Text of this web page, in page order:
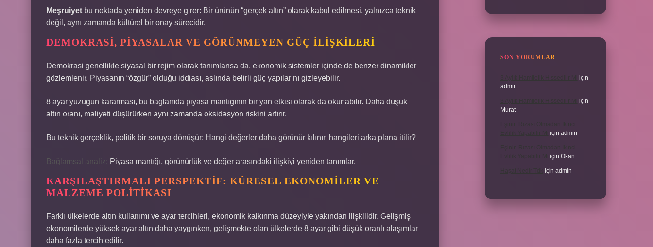
Meşruiyet bu noktada yeniden devreye girer: Bir ürünün “gerçek altın” olarak kabul edilmesi, yalnızca teknik
değil, aynı zamanda kültürel bir onay sürecidir.
DEMOKRASI, PIYASALAR VE GÖRÜNMEYEN GÜÇ İLIŞKILERI
Demokrasi genellikle siyasal bir rejim olarak tanımlansa da, ekonomik sistemler içinde de benzer dinamikler
gözlemlenir. Piyasanın “özgür” olduğu iddiası, aslında belirli güç yapılarını gizleyebilir.
8 ayar yüzüğün kararması, bu bağlamda piyasa mantığının bir yan etkisi olarak da okunabilir. Daha düşük
altın oranı, maliyeti düşürürken aynı zamanda oksidasyon riskini artırır.
Bu teknik gerçeklik, politik bir soruya dönüşür: Hangi değerler daha görünür kılınır, hangileri arka plana itilir?
Bağlamsal analiz: Piyasa mantığı, görünürlük ve değer arasındaki ilişkiyi yeniden tanımlar.
KARŞILAŞTIRMALI PERSPEKTIF: KÜRESEL EKONOMILER VE
MALZEME POLITIKASI
Farklı ülkelerde altın kullanımı ve ayar tercihleri, ekonomik kalkınma düzeyiyle yakından ilişkilidir. Gelişmiş
ekonomilerde yüksek ayar altın daha yaygınken, gelişmekte olan ülkelerde 8 ayar gibi düşük oranlı alaşımlar
daha fazla tercih edilir.
SON YORUMLAR
için
admin
için
Murat
için admin
için Okan
için admin